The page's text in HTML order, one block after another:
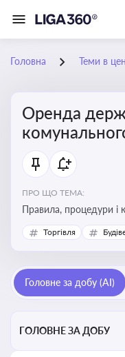
Головна Теми в
Оренда
ПРО ЩО ТЕМА:
Правила, процедури і
державного та
використання
Торгівля
Головне за добу (AI)
ГОЛОВНЕ ЗА ДОБУ